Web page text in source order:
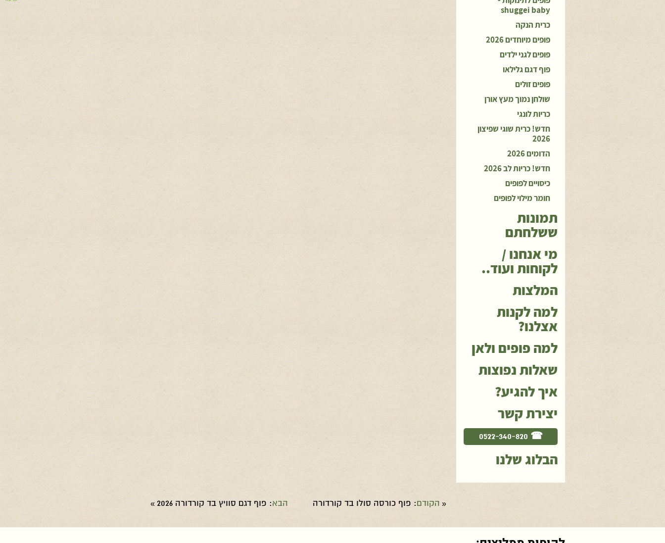
shuggei baby
כרית הנקה
פופים מיוחדים 2026
פופים לגני ילדים
פוף דגם גלילאו
פופים זולים
שולחן נמוך מעץ אורן
כריות לונגי
חדש! כרית שוגי שפיצון
2026
הדומים 2026
חדש! כריות לב 2026
כיסויים לפופים
חומר מילוי לפופים
תמונות
ששלחתם
מי אנחנו /
לקוחות ועוד..
המלצות
למה לקנות
אצלנו?
למה פופים ולאן
שאלות נפוצות
איך להגיע?
יצירת קשר
☎ 0522-340-820
הבלוג שלנו
« הקודם: פוף כורסה סולו בד קורדורה הבא: פוף דגם סוויץ בד קורדורה 2026 »